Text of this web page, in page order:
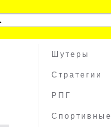
Шутеры
Стратегии
РПГ
Спортивные